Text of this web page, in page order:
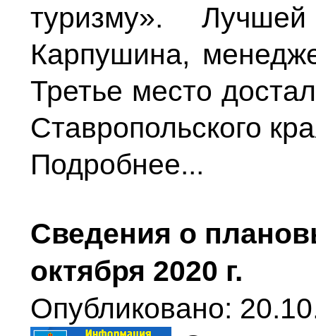
туризму».
Карпушина,
Третье место
Ставропольского
Подробнее...
Сведения о
октября 2020 г.
Опубликовано: